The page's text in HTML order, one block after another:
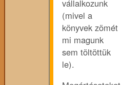
vállalkozunk
(mivel a
könyvek zömét
mi magunk
sem töltöttük
le).